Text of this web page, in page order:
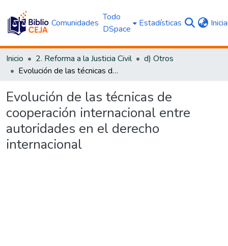
Comunidades
Todo
DSpace
Estadísticas
Inicio 2. Reforma a la Justicia Civil
d) Otros
Evolución de las técnicas de cooperación internacional entre autoridades en el derecho internacional
Evolución de las técnicas de
cooperación internacional entre
autoridades en el derecho
internacional